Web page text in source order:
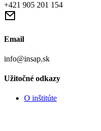
+421 905 201 154
Email
info@insap.sk
Užitočné odkazy
O inštitúte